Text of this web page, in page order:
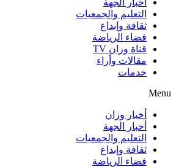
أخبار الجهة
التعليم والجمعيات
ثقافة وإبداع
فضاء الرياضة
قناة وزان TV
مقالات وأراء
خدمات
Menu
أخبار وزان
أخبار الجهة
التعليم والجمعيات
ثقافة وإبداع
فضاء الرياضة